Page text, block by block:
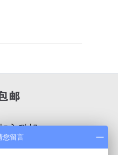
入科旭
您留言